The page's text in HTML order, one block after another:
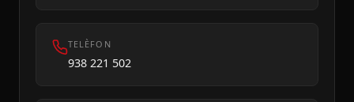
TELÈFON
938 221 502